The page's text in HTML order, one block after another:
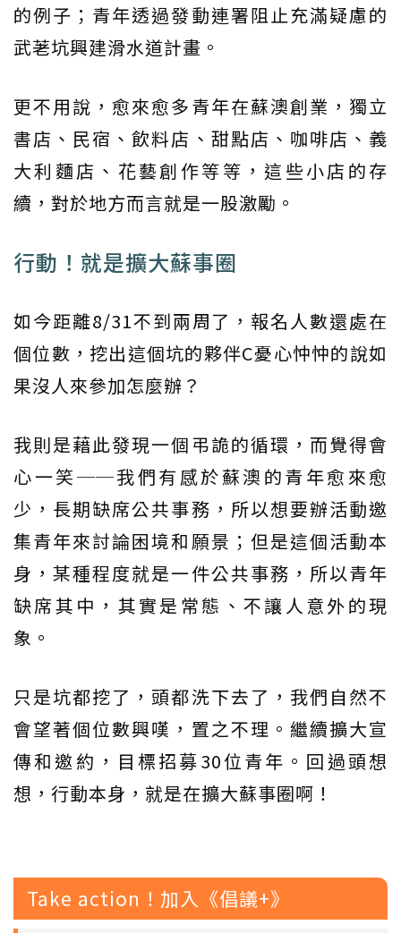
的例子；青年透過發動連署阻止充滿疑慮的
武荖坑興建滑水道計畫。
更不用說，愈來愈多青年在蘇澳創業，獨立
書店、民宿、飲料店、甜點店、咖啡店、義
大利麵店、花藝創作等等，這些小店的存
續，對於地方而言就是一股激勵。
行動！就是擴大蘇事圈
如今距離8/31不到兩周了，報名人數還處在
個位數，挖出這個坑的夥伴C憂心忡忡的說如
果沒人來參加怎麼辦？
我則是藉此發現一個弔詭的循環，而覺得會
心一笑──我們有感於蘇澳的青年愈來愈
少，長期缺席公共事務，所以想要辦活動邀
集青年來討論困境和願景；但是這個活動本
身，某種程度就是一件公共事務，所以青年
缺席其中，其實是常態、不讓人意外的現
象。
只是坑都挖了，頭都洗下去了，我們自然不
會望著個位數興嘆，置之不理。繼續擴大宣
傳和邀約，目標招募30位青年。回過頭想
想，行動本身，就是在擴大蘇事圈啊！
Take action！加入《倡議+》